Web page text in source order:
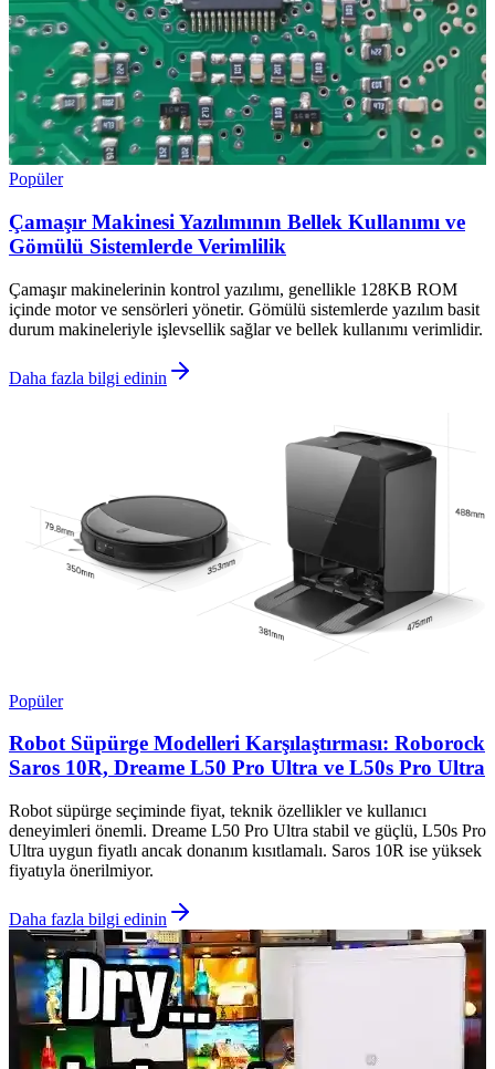
Popüler
Çamaşır Makinesi Yazılımının Bellek Kullanımı ve
Gömülü Sistemlerde Verimlilik
Çamaşır makinelerinin kontrol yazılımı, genellikle 128KB ROM
içinde motor ve sensörleri yönetir. Gömülü sistemlerde yazılım basit
durum makineleriyle işlevsellik sağlar ve bellek kullanımı verimlidir.
Daha fazla bilgi edinin
Popüler
Robot Süpürge Modelleri Karşılaştırması: Roborock
Saros 10R, Dreame L50 Pro Ultra ve L50s Pro Ultra
Robot süpürge seçiminde fiyat, teknik özellikler ve kullanıcı
deneyimleri önemli. Dreame L50 Pro Ultra stabil ve güçlü, L50s Pro
Ultra uygun fiyatlı ancak donanım kısıtlamalı. Saros 10R ise yüksek
fiyatıyla önerilmiyor.
Daha fazla bilgi edinin